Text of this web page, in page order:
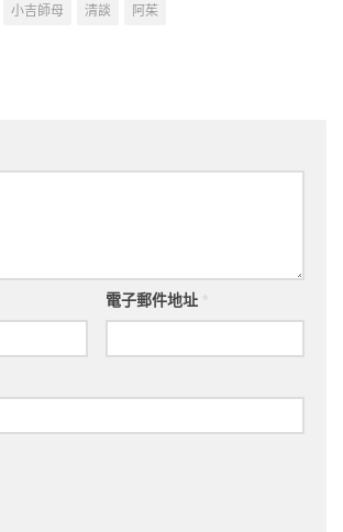
小吉師母 清談 阿茱
電子郵件地址